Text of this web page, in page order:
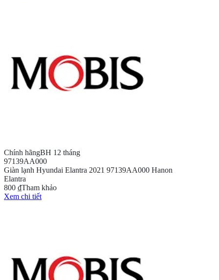
Chính hãngBH 12 tháng
97139AA000
Giàn lạnh Hyundai Elantra 2021 97139AA000 Hanon
Elantra
800 ₫Tham khảo
Xem chi tiết